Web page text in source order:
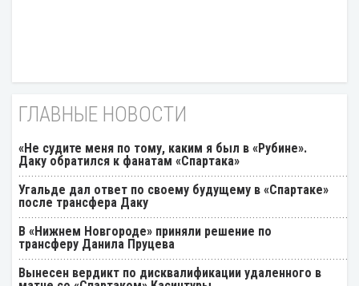
ГЛАВНЫЕ НОВОСТИ
«Не судите меня по тому, каким я был в «Рубине».
Даку обратился к фанатам «Спартака»
Угальде дал ответ по своему будущему в «Спартаке»
после трансфера Даку
В «Нижнем Новгороде» приняли решение по
трансферу Данила Пруцева
Вынесен вердикт по дисквалификации удаленного в